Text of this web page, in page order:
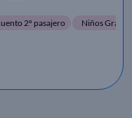
2º pasajero Niños Gratis